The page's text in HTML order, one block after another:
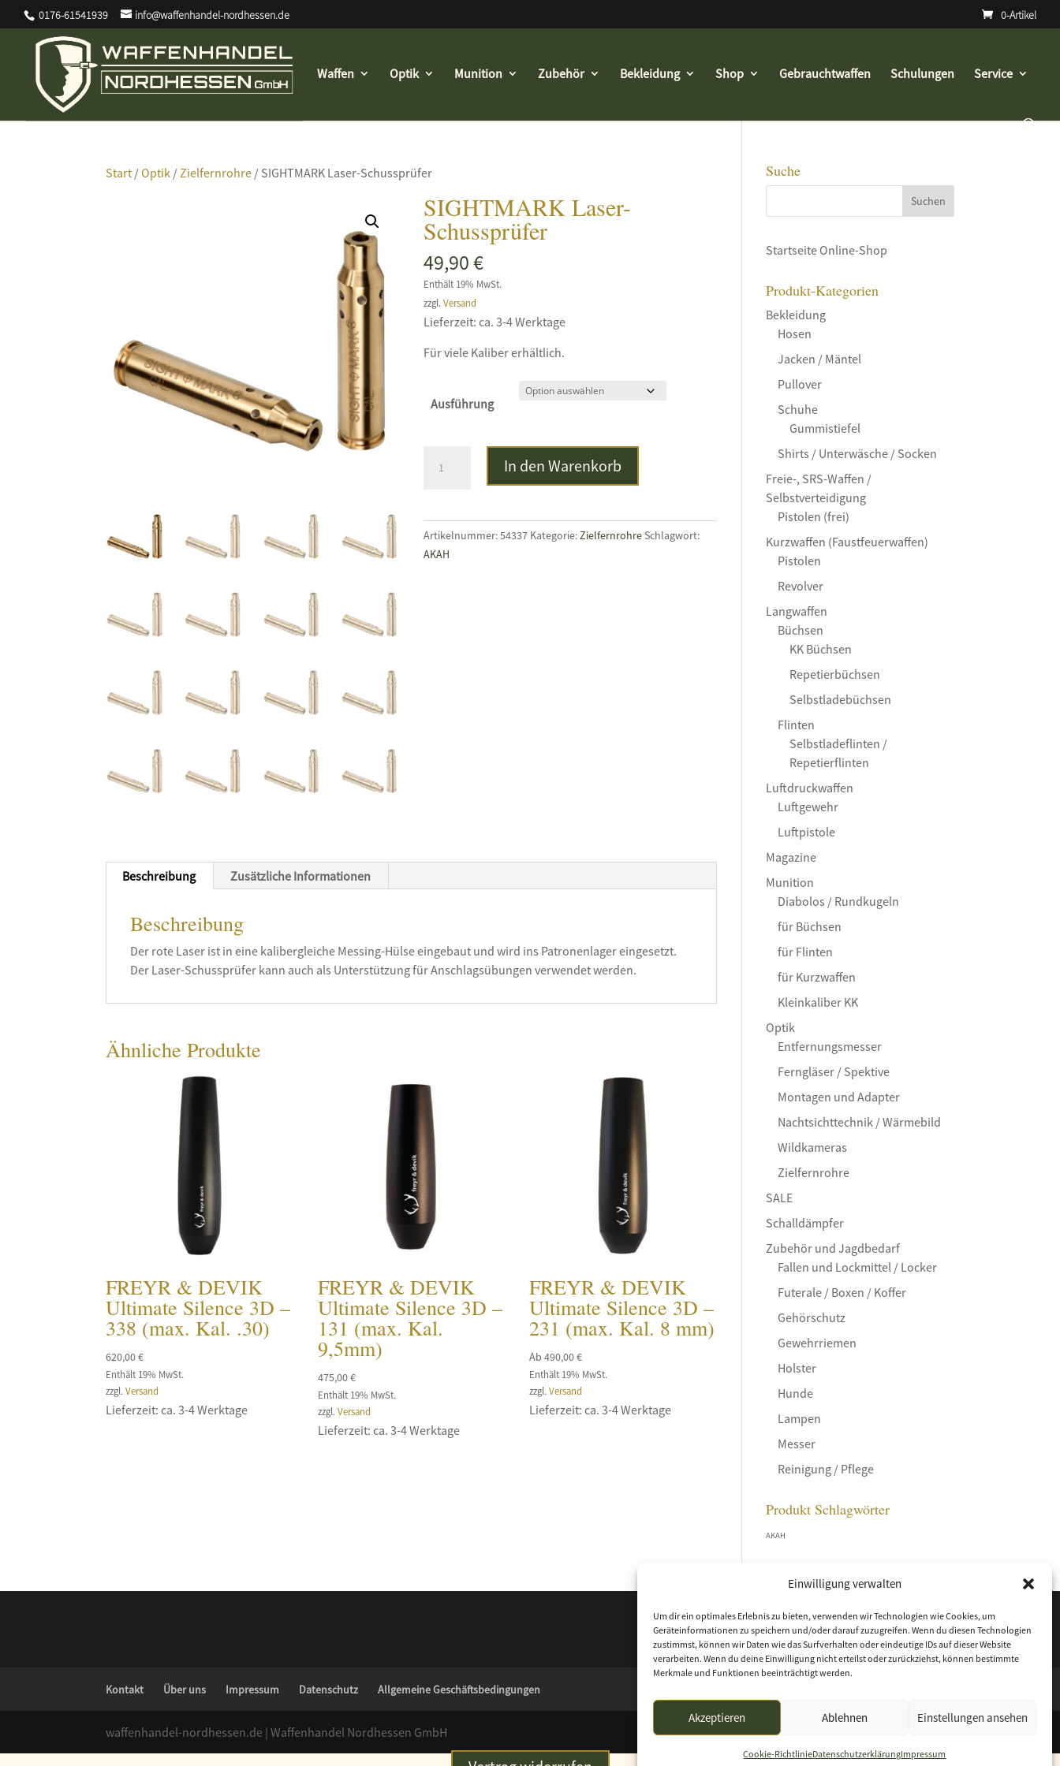
Einwilligung verwalten
Um dir ein optimales Erlebnis zu bieten, verwenden wir Technologien wie Cookies, um
Geräteinformationen zu speichern und/oder darauf zuzugreifen. Wenn du diesen Technologien
zustimmst, können wir Daten wie das Surfverhalten oder eindeutige IDs auf dieser Website
verarbeiten. Wenn du deine Einwilligung nicht erteilst oder zurückziehst, können bestimmte
Merkmale und Funktionen beeinträchtigt werden.
Akzeptieren Ablehnen Einstellungen ansehen
Cookie-RichtlinieDatenschutzerklärungImpressum
0176-61541939 info@waffenhandel-nordhessen.de 0-Artikel
Waffen Optik Munition Zubehör Bekleidung Shop Gebrauchtwaffen Schulungen Service
Start /Optik /Zielfernrohre / SIGHTMARK Laser-Schussprüfer
SIGHTMARK Laser-
Schussprüfer
49,90€
Enthält 19% MwSt.
zzgl. Versand
Lieferzeit: ca. 3-4 Werktage
Für viele Kaliber erhältlich.
Ausführung
Laser-
In den Warenkorb
Artikelnummer:54337 Kategorie:ZielfernrohreSchlagwort:
AKAH
Beschreibung Zusätzliche Informationen
Beschreibung
Der rote Laser ist in eine kalibergleiche Messing-Hülse eingebaut und wird ins Patronenlager eingesetzt.
Der Laser-Schussprüfer kann auch als Unterstützung für Anschlagsübungen verwendet werden.
Ähnliche Produkte
FREYR & DEVIK
Ultimate Silence 3D –
338 (max. Kal. .30)
620,00€
Enthält 19% MwSt.
zzgl.Versand
Lieferzeit: ca. 3-4 Werktage
FREYR & DEVIK
Ultimate Silence 3D –
131 (max. Kal.
9,5mm)
475,00€
Enthält 19% MwSt.
zzgl. Versand
Lieferzeit: ca. 3-4 Werktage
FREYR & DEVIK
Ultimate Silence 3D –
231 (max. Kal. 8 mm)
Ab 490,00€
Enthält 19% MwSt.
zzgl.Versand
Lieferzeit: ca. 3-4 Werktage
Suche
Startseite Online-Shop
Produkt-Kategorien
Bekleidung
Hosen
Jacken / Mäntel
Pullover
Schuhe
Gummistiefel
Shirts / Unterwäsche / Socken
Freie-, SRS-Waffen /
Selbstverteidigung
Pistolen (frei)
Kurzwaffen (Faustfeuerwaffen)
Pistolen
Revolver
Langwaffen
Büchsen
KK Büchsen
Repetierbüchsen
Selbstladebüchsen
Flinten
Selbstladeflinten /
Repetierflinten
Luftdruckwaffen
Luftgewehr
Luftpistole
Magazine
Munition
Diabolos / Rundkugeln
für Büchsen
für Flinten
für Kurzwaffen
Kleinkaliber KK
Optik
Entfernungsmesser
Ferngläser / Spektive
Montagen und Adapter
Nachtsichttechnik / Wärmebild
Wildkameras
Zielfernrohre
SALE
Schalldämpfer
Zubehör und Jagdbedarf
Fallen und Lockmittel / Locker
Futerale / Boxen / Koffer
Gehörschutz
Gewehrriemen
Holster
Hunde
Lampen
Messer
Reinigung / Pflege
Produkt Schlagwörter
AKAH
Kontakt Über uns Impressum Datenschutz Allgemeine Geschäftsbedingungen
waffenhandel-nordhessen.de | Waffenhandel Nordhessen GmbH